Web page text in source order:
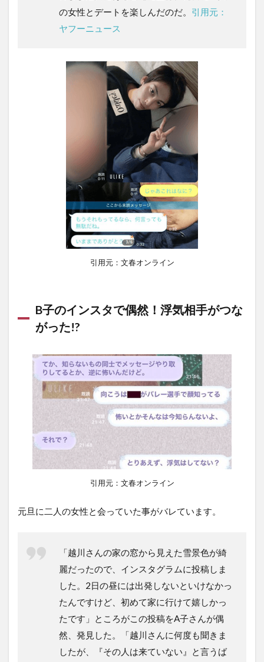
の女性とデートを楽しんだのだ。 引用元：
ヤフーニュース
引用元：文春オンライン
B子のインスタで偶然！浮気相手がつな
がった!?
引用元：文春オンライン
元旦に二人の女性と会っていた事がバレています。
「越川さんの家の窓から見えた雪景色が綺
麗だったので、インスタグラムに投稿しま
した。2日の昼には出発しないといけなかっ
たんですけど、初めて家に行けて嬉しかっ
たです」ところがこの投稿をA子さんが偶
然、発見した。「越川さんに何度も聞きま
したが、『その人は来ていない』と言うば